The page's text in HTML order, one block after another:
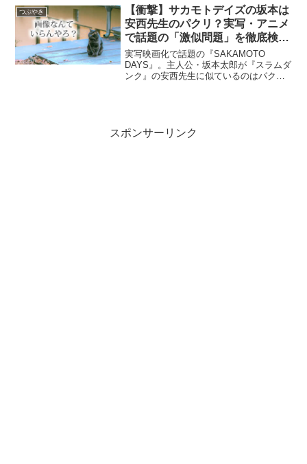
要性、成功のルールを自然に習得するコ
ミュニティの力について解説します。
つぶやき
【衝撃】サカモトデイズの坂本は
安西先生のパクリ？実写・アニメ
で話題の「激似問題」を徹底検
証！
実写映画化で話題の『SAKAMOTO
DAYS』。主人公・坂本太郎が『スラムダ
ンク』の安西先生に似ているのはパクリ
スポンサーリンク